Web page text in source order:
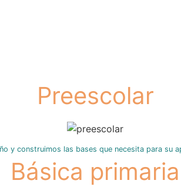
Preescolar
y construimos las bases que necesita para su
Básica primaria